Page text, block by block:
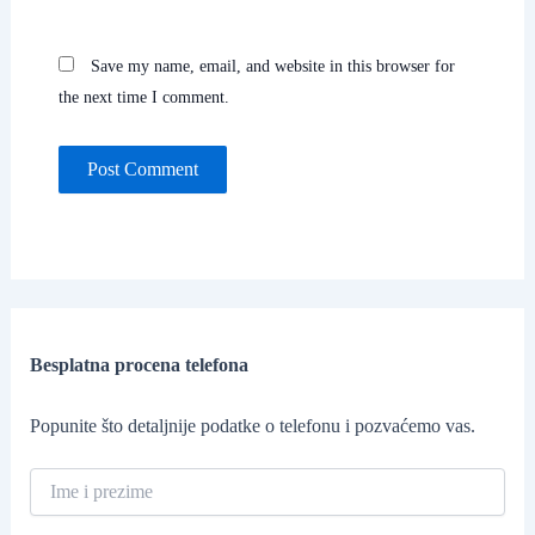
Save my name, email, and website in this browser for
the next time I comment.
Besplatna procena telefona
Popunite što detaljnije podatke o telefonu i pozvaćemo vas.